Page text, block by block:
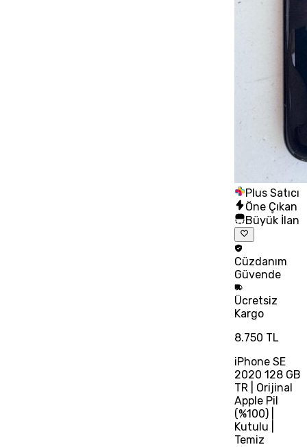
Plus Satıcı
Öne Çıkan
Büyük İlan
Cüzdanım
Güvende
Ücretsiz
Kargo
8.750 TL
iPhone SE
2020 128 GB
TR | Orijinal
Apple Pil
(%100) |
Kutulu |
Temiz